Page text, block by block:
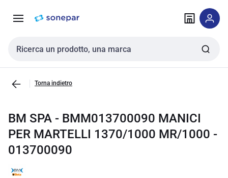
navigazione alla
Cerca input
Torna indietro
BM SPA - BMM013700090 MANICI
PER MARTELLI 1370/1000 MR/1000 -
013700090